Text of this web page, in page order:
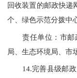
回收装置的邮政快递
个、绿色示范分拨中
责任单位：市邮
局、生态环境局、市
14.完善县级邮政